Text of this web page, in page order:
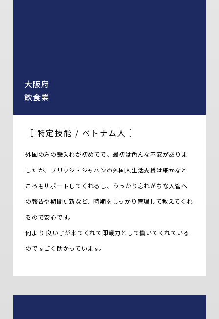
大阪府
飲食業
［ 特定技能 / ベトナム人 ］
外国の方の受入れが初めてで、最初は色んな不安がありま
したが、ブリッジ・ジャパンの外国人生活支援は細かなと
ころもサポートしてくれるし、うっかり忘れがちな入管へ
の報告や期間更新など、時期をしっかり管理して教えてくれ
るので安心です。
何より 良い子が来てくれて即戦力として働いてくれている
のですごく助かっています。